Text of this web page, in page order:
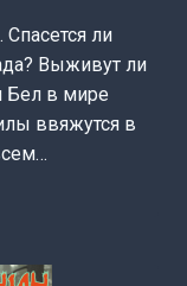
ли
Выживут ли
Бел в мире
ввяжутся в